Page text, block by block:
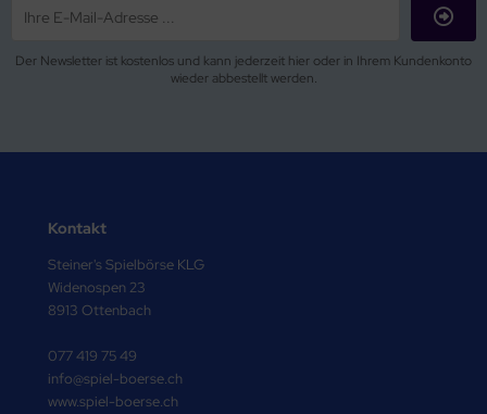
Der Newsletter ist kostenlos und kann jederzeit hier oder in Ihrem Kundenkonto
wieder abbestellt werden.
Kontakt
Steiner's Spielbörse KLG
Widenospen 23
8913 Ottenbach
077 419 75 49
info@spiel-boerse.ch
www.spiel-boerse.ch